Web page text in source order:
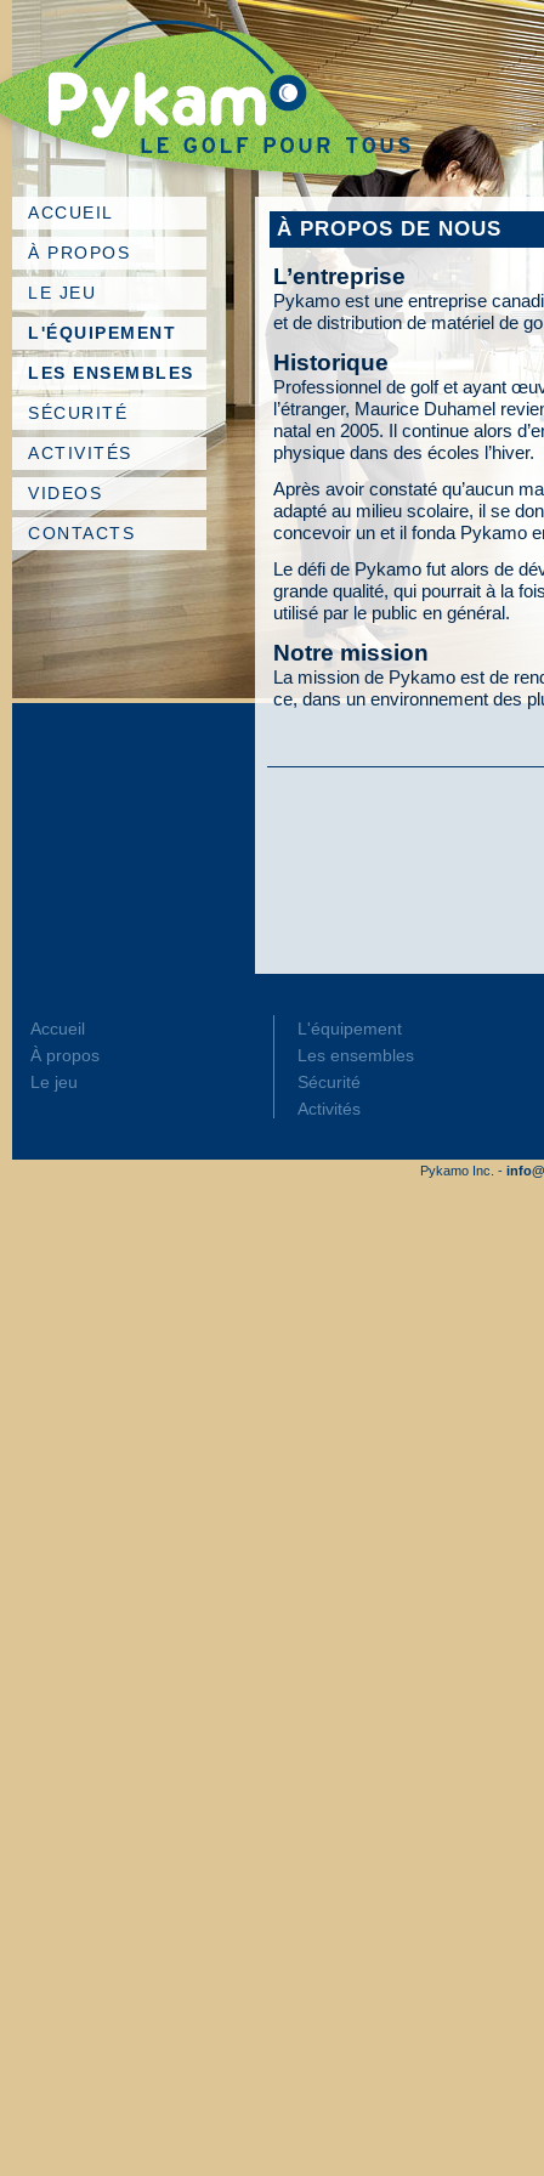
ACCUEIL
À PROPOS
LE JEU
L'ÉQUIPEMENT
LES ENSEMBLES
SÉCURITÉ
ACTIVITÉS
VIDEOS
CONTACTS
À PROPOS DE NOUS
L’entreprise
Pykamo est une entreprise
et de distribution de matériel de
Historique
Professionnel de golf et ayant
l’étranger, Maurice Duhamel
natal en 2005. Il continue alors
physique dans des écoles l’hiver.
Après avoir constaté qu’aucun
adapté au milieu scolaire, il se
concevoir un et il fonda Pykamo
Le défi de Pykamo fut alors de
grande qualité, qui pourrait à la
utilisé par le public en général.
Notre mission
La mission de Pykamo est de
ce, dans un environnement des
Accueil
À propos
Le jeu
L'équipement
Les ensembles
Sécurité
Activités
Pykamo Inc. -